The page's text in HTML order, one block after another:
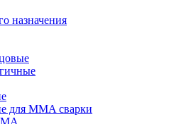
назначения
для MMA сварки